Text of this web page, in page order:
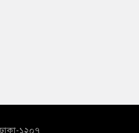
১২০৭